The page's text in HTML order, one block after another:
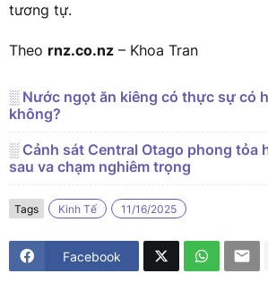
tương tự.
Theo rnz.co.nz – Khoa Tran
░ Nước ngọt ăn kiêng có thực sự có
không?
░ Cảnh sát Central Otago phong tỏa
sau va chạm nghiêm trọng
Tags Kinh Tế 11/16/2025
Facebook